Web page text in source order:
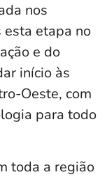
nos
esta etapa no
e do
início às
Oeste, com
para todo
toda a região